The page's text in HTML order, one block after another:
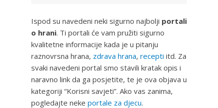
Ispod su navedeni neki sigurno najbolji portali
o hrani. Ti portali će vam pružiti sigurno
kvalitetne informacije kada je u pitanju
raznovrsna hrana, zdrava hrana, recepti itd. Za
svaki navedeni portal smo stavili kratak opis i
naravno link da ga posjetite, te je ova objava u
kategoriji “Korisni savjeti”. Ako vas zanima,
pogledajte neke portale za djecu.